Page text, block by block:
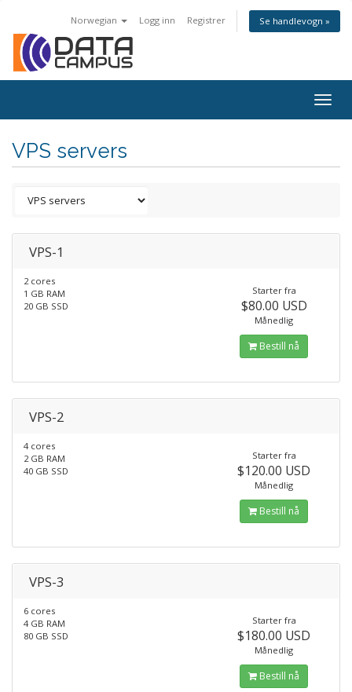
Norwegian Logg inn Registrer Se handlevogn »
VPS servers
VPS-1
2 cores
1 GB RAM
20 GB SSD
Starter fra
$80.00 USD
Månedlig
Bestill nå
VPS-2
4 cores
2 GB RAM
40 GB SSD
Starter fra
$120.00 USD
Månedlig
Bestill nå
VPS-3
6 cores
4 GB RAM
80 GB SSD
Starter fra
$180.00 USD
Månedlig
Bestill nå